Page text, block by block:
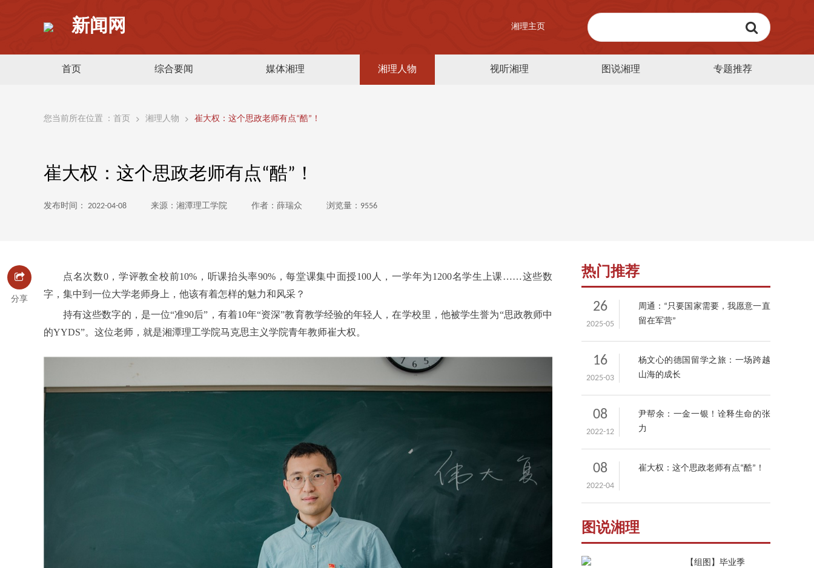
新闻网 湘理主页
首页 综合要闻 媒体湘理 湘理人物 视听湘理 图说湘理 专题推荐
您当前所在位置 ： 首页 湘理人物 崔大权：这个思政老师有点“酷”！
崔大权：这个思政老师有点“酷”！
发布时间： 2022-04-08 来源：湘潭理工学院 作者：薛瑞众 浏览量：9556
分享
点名次数0，学评教全校前10%，听课抬头率90%，每堂课集中面授100人，一学年为1200名学生上课……这些数
字，集中到一位大学老师身上，他该有着怎样的魅力和风采？
持有这些数字的，是一位“准90后”，有着10年“资深”教育教学经验的年轻人，在学校里，他被学生誉为“思政教师中
的YYDS”。这位老师，就是湘潭理工学院马克思主义学院青年教师崔大权。
热门推荐
26
2025-05
周通：“只要国家需要，我愿意一直
留在军营”
16
2025-03
杨文心的德国留学之旅：一场跨越
山海的成长
08
2022-12
尹帮余：一金一银！诠释生命的张
力
08
2022-04
崔大权：这个思政老师有点“酷”！
图说湘理
【组图】毕业季